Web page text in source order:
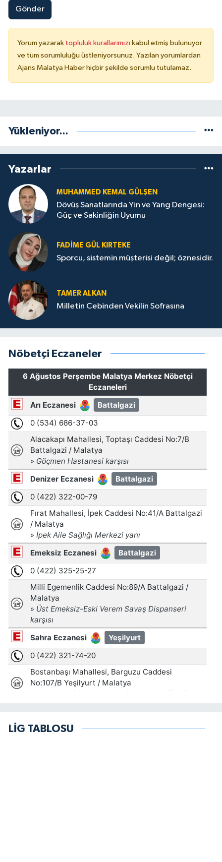
Gönder
Yorum yazarak topluluk kurallarımızı kabul etmiş bulunuyor
ve tüm sorumluluğu üstleniyorsunuz. Yazılan yorumlardan
Ajans Malatya Haber hiçbir şekilde sorumlu tutulamaz.
Yükleniyor...
Yazarlar
MUHAMMED KEMAL GÜLŞEN
Dövüş Sanatlarında Yin ve Yang Dengesi:
Güç ve Sakinliğin Uyumu
FADIME GÜL KIRTEKE
Sporcu, sistemin müşterisi değil; öznesidir.
TAMER ALKAN
Milletin Cebinden Vekilin Sofrasına
Nöbetçi Eczaneler
LİG TABLOSU